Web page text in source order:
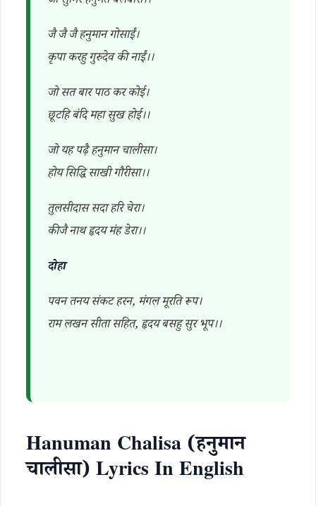
जै जै जै हनुमान गोसाईं।
कृपा करहु गुरुदेव की नाईं।।
जो सत बार पाठ कर कोई।
छूटहि बंदि महा सुख होई।।
जो यह पढ़ै हनुमान चालीसा।
होय सिद्धि साखी गौरीसा।।
तुलसीदास सदा हरि चेरा।
कीजै नाथ हृदय मंह डेरा।।
दोहा
पवन तनय संकट हरन, मंगल मूरति रूप।
राम लखन सीता सहित, हृदय बसहु सुर भूप।।
Hanuman Chalisa (हनुमान
चालीसा) Lyrics In English